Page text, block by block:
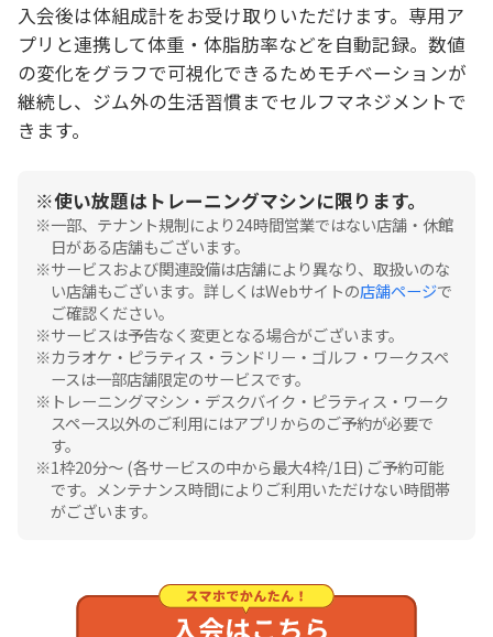
入会後は体組成計をお受け取りいただけます。専用ア
プリと連携して体重・体脂肪率などを自動記録。数値
の変化をグラフで可視化できるためモチベーションが
継続し、ジム外の生活習慣までセルフマネジメントで
きます。
使い放題はトレーニングマシンに限ります。
一部、テナント規制により24時間営業ではない店舗・休館
日がある店舗もございます。
サービスおよび関連設備は店舗により異なり、取扱いのな
い店舗もございます。詳しくはWebサイトの店舗ページで
ご確認ください。
サービスは予告なく変更となる場合がございます。
カラオケ・ピラティス・ランドリー・ゴルフ・ワークスペ
ースは一部店舗限定のサービスです。
トレーニングマシン・デスクバイク・ピラティス・ワーク
スペース以外のご利用にはアプリからのご予約が必要で
す。
1枠20分〜 (各サービスの中から最大4枠/1日) ご予約可能
です。メンテナンス時間によりご利用いただけない時間帯
がございます。